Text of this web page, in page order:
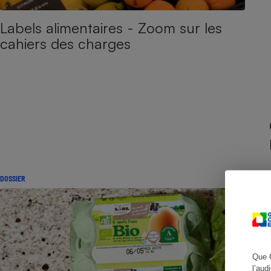
Que
Labels alimentaires - Zoom sur les
cahiers des charges
DOSSIER
Climatiseur -
Ventilateur
Radiateur électrique